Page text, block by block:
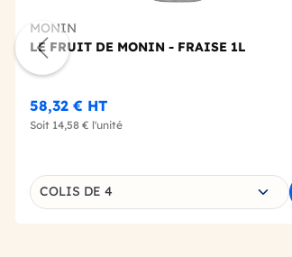
MONIN
LE FRUIT DE MONIN - FRAISE 1L
58,32 € HT
Soit 14,58 € l'unité
Choisissez une déclinaison
COLIS DE 4